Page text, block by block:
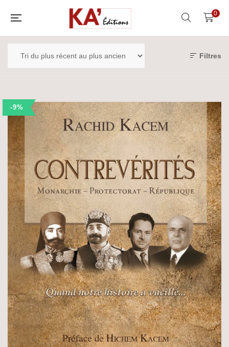
0
Filtres
-9%